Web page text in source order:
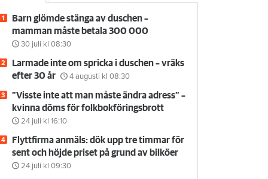
Barn glömde stänga av duschen –
mamman måste betala 300 000
30 juli kl 08:30
Larmade inte om spricka i duschen – vräks
efter 30 år
4 augusti kl 08:30
”Visste inte att man måste ändra adress” –
kvinna döms för folkbokföringsbrott
24 juli kl 16:10
Flyttfirma anmäls: dök upp tre timmar för
sent och höjde priset på grund av bilköer
24 juli kl 09:30